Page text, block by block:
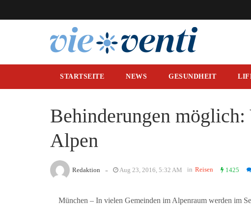
STARTSEITE NEWS GESUNDHEIT
Behinderungen
Alpen
Redaktion - Aug 23, 2016, 5:32 AM in Reisen 1425
München – In vielen Gemeinden im Alpenraum werden im